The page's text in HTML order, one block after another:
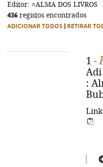
Editor: =ALMA DOS LIVROS
436 registos encontrados
ADICIONAR TODOS RETIRAR
1 -
Adi
: